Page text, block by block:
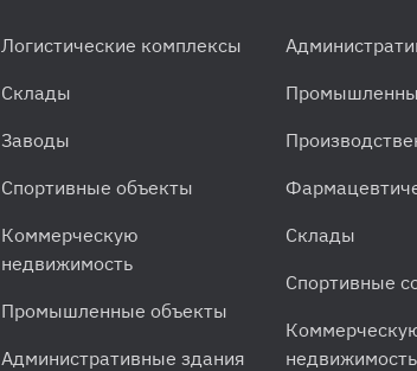
Логистические комплексы
Склады
Заводы
Спортивные объекты
Коммерческую
недвижимость
Промышленные объекты
Административные здания
Склады
Спортивные
недвижимость